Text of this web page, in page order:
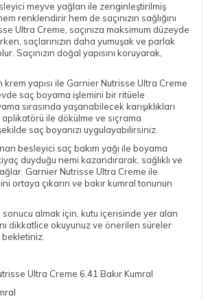
meyve yağları ile zenginleştirilmiş
renklendirir hem de saçınızın sağlığını
Ultra Creme, saçınıza maksimum düzeyde
saçlarınızın daha yumuşak ve parlak
Saçınızın doğal yapısını koruyarak,
yapısı ile Garnier Nutrisse Ultra Creme
saç boyama işlemini bir ritüele
sırasında yaşanabilecek karışıklıkları
aplikatörü ile dökülme ve sıçrama
saç boyanızı uygulayabilirsiniz.
besleyici saç bakım yağı ile boyama
duyduğu nemi kazandırarak, sağlıklı ve
Garnier Nutrisse Ultra Creme ile
ortaya çıkarın ve bakır kumral tonunun
almak için, kutu içerisinde yer alan
dikkatlice okuyunuz ve önerilen süreler
bekletiniz.
Ultra Creme 6,41 Bakır Kumral